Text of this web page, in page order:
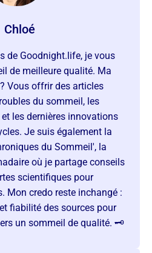
Chloé
de Goodnight.life, je vous
de meilleure qualité. Ma
Vous offrir des articles
du sommeil, les
les dernières innovations
Je suis également la
du Sommeil', la
où je partage conseils
scientifiques pour
Mon credo reste inchangé :
fiabilité des sources pour
un sommeil de qualité. 🗝️